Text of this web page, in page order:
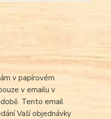
v papírovém
v emailu v
Tento email
Vaší objednávky